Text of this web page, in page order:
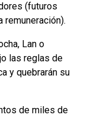
(futuros
Lan o
las reglas de
y quebrarán su
de miles de